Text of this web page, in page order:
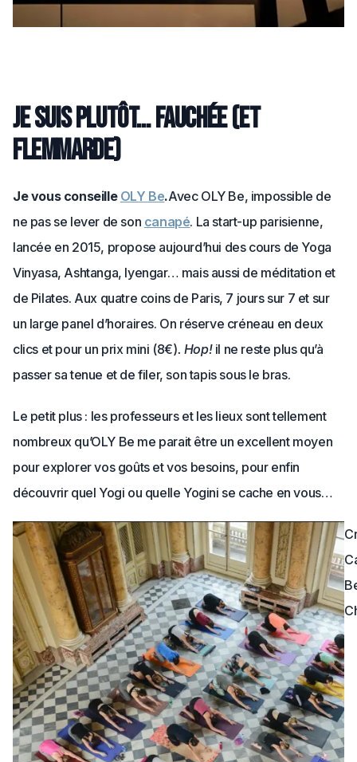
Je suis plutôt… fauchée (et
flemmarde)
Je vous conseille OLY Be.Avec OLY Be, impossible de
ne pas se lever de son canapé. La start-up parisienne,
lancée en 2015, propose aujourd’hui des cours de Yoga
Vinyasa, Ashtanga, Iyengar… mais aussi de méditation et
de Pilates. Aux quatre coins de Paris, 7 jours sur 7 et sur
un large panel d’horaires. On réserve créneau en deux
clics et pour un prix mini (8€). Hop!il ne reste plus qu’à
passer sa tenue et de filer, son tapis sous le bras.
Le petit plus : les professeurs et les lieux sont tellement
nombreux qu’OLY Be me parait être un excellent moyen
pour explorer vos goûts et vos besoins, pour enfin
découvrir quel Yogi ou quelle Yogini se cache en vous…